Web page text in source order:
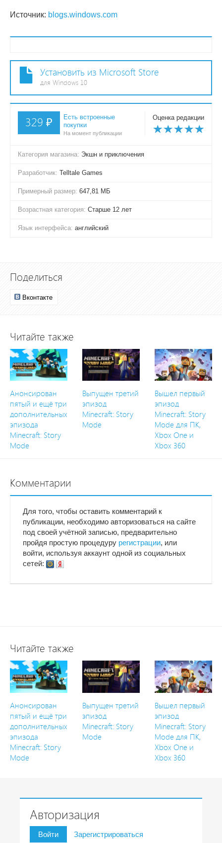
Источник: blogs.windows.com
Установить из Microsoft Store
для Windows 10
329 ₽
Есть встроенные
покупки
На момент публикации
Оценка редакции
Категория магазина: Экшн и приключения
Разработчик: Telltale Games
Примерный размер: 647,81 МБ
Возрастная категория: Старше 12 лет
Язык интерфейса: английский
Поделиться
Вконтакте
Читайте также
Анонсирован
пятый и ещё три
дополнительных
эпизода
Minecraft: Story
Mode
Выпущен третий
эпизод
Minecraft: Story
Mode
Вышел первый
эпизод
Minecraft: Story
Mode для ПК,
Xbox One и
Xbox 360
Комментарии
Для того, чтобы оставить комментарий к
публикации, необходимо авторизоваться на сайте
под своей учётной записью, предварительно
пройдя простую процедуру регистрации, или
войти, используя аккаунт одной из социальных
сетей:
Читайте также
Анонсирован
пятый и ещё три
дополнительных
эпизода
Minecraft: Story
Mode
Выпущен третий
эпизод
Minecraft: Story
Mode
Вышел первый
эпизод
Minecraft: Story
Mode для ПК,
Xbox One и
Xbox 360
Авторизация
Войти Зарегистрироваться